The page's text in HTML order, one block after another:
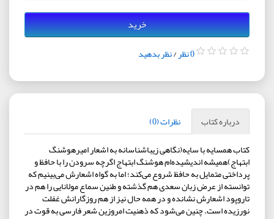
خرید
0 نظر /نظر بدهید
درباره کتاب
نظرات (0)
کتاب همسایه با سایه(نگاهی زیباشناسانه به اشعار امیرهوشنگ
ابتهاج)همیشه اندیشیده‌ام هوشنگ ابتهاج اگرچه سرودن را با حافظ و
پرداختی متمایل به حافظ شروع می‌کند؛ اما به گواه اشعارش می‌بینیم که
توانسته از عرض زبان سعدی هم گذشته و طنین سماع مولانایی را هم در
تاروپود اشعارش نشانده و در همه حال نیز از هم روزگارانش غفلت
نورزیده است. چنین می‌شود که ذهنیت امروزین شعر فارسی به قوت در